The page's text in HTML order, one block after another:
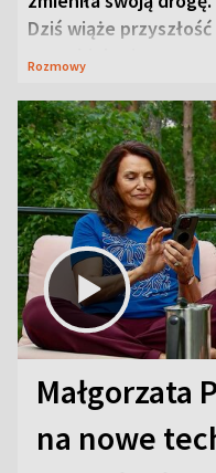
Dziś wiąże przyszłość
neurobiologią
Rozmowy
Małgorzata
na nowe